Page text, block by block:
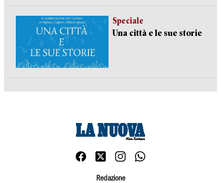
Speciale
Una città e le sue storie
Redazione